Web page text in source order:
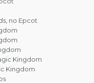
no Epcot
Kingdom
Kingdom